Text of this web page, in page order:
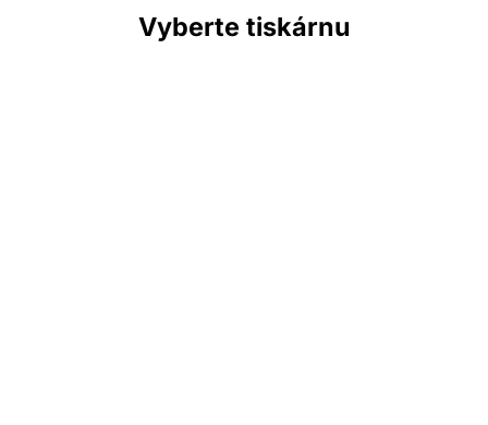
Vyberte tiskárnu